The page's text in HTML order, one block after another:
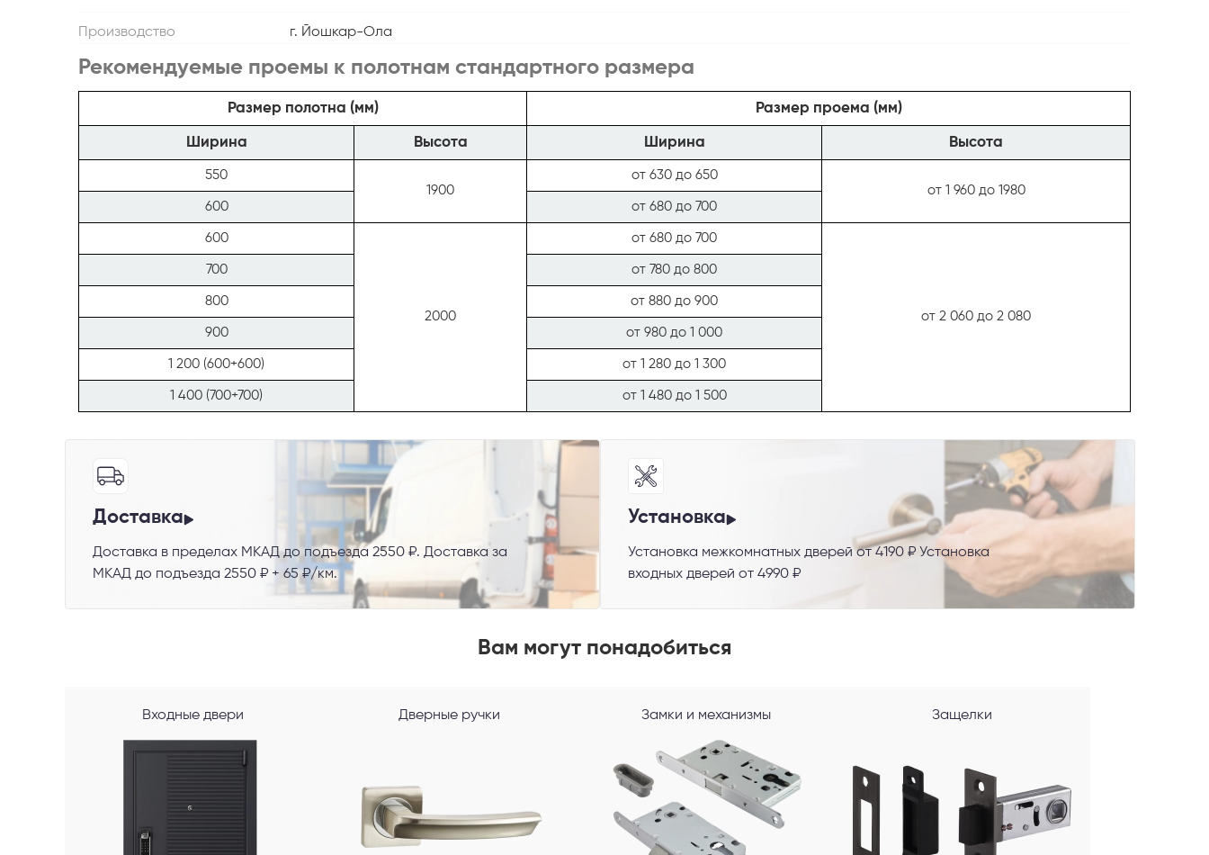
Производство г. Йошкар-Ола
Рекомендуемые проемы к полотнам стандартного размера
Размер полотна (мм) Размер проема (мм)
Ширина Высота Ширина Высота
550
1900
от 630 до 650
от 1 960 до 1980
600
от 680 до 700
600
2000
от 680 до 700
от 2 060 до 2 080
700 от 780 до 800
800 от 880 до 900
900 от 980 до 1 000
1 200 (600+600) от 1 280 до 1 300
1 400 (700+700) от 1 480 до 1 500
Доставка
Доставка в пределах МКАД до подъезда 2550 ₽. Доставка за
МКАД до подъезда 2550 ₽ + 65 ₽/км.
Установка
Установка межкомнатных дверей от 4190 ₽ Установка
входных дверей от 4990 ₽
Вам могут понадобиться
Входные двери Дверные ручки Замки и механизмы Защелки
Телефон
Выберите способ связи